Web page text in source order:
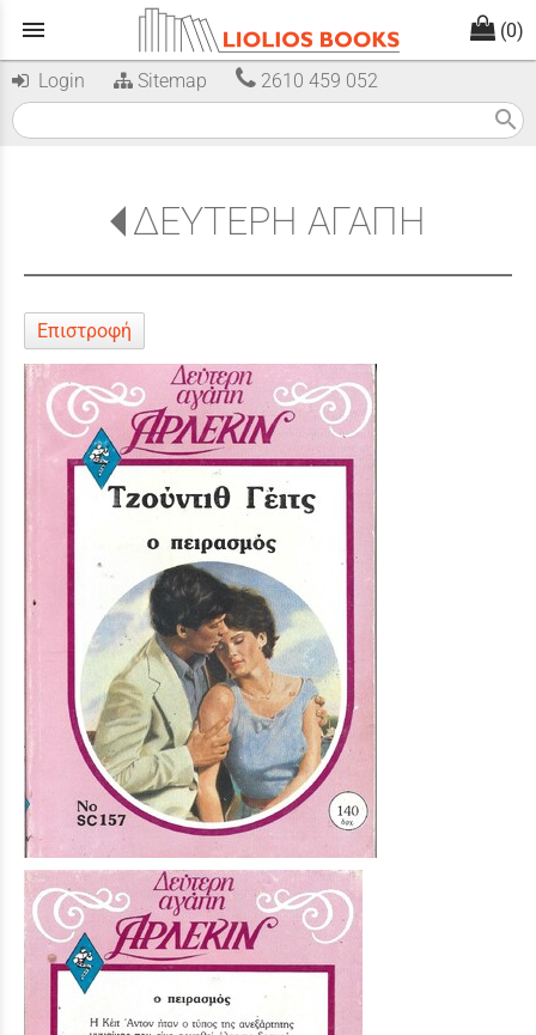
menu (0)
Login Sitemap 2610 459 052
search
ΔΕΥΤΕΡΗ ΑΓΑΠΗ
Επιστροφή